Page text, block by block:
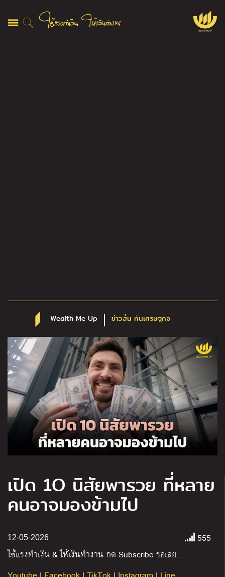
Wealth Me Up ข่าวสั้น ทันเศรษฐกิจ
เปิด 1O นิสัยพารวย ที่หลาย
คนอาจมองข้ามไป
12-05-2026
555
ใช้แรงทำเงิน&ให้เงินทำงาน กด Subscribe รอเลย…